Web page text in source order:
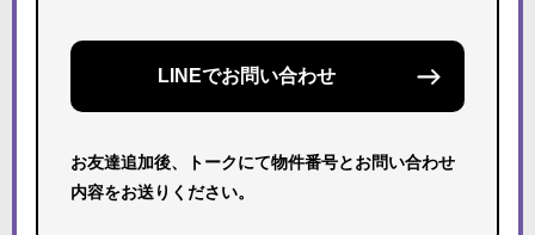
LINEでお問い合わせ
お友達追加後、トークにて物件番号とお問い合わせ
内容をお送りください。